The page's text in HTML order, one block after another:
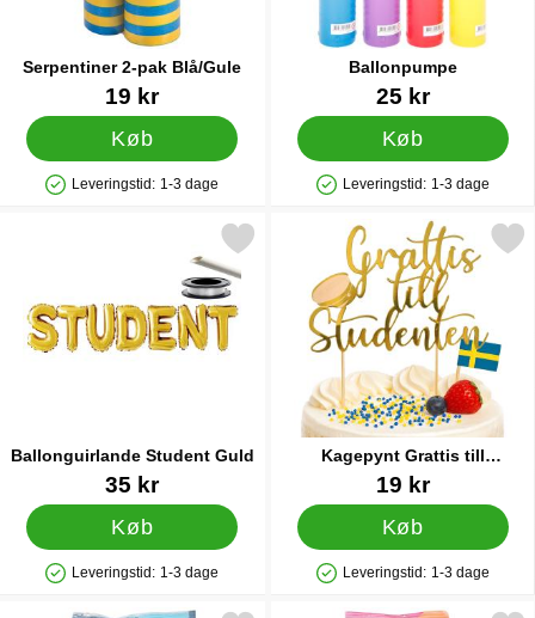
Serpentiner 2-pak Blå/Gule
Varenr 1094119 kr
Køb
Produkttilgængelighed: På lager
Leveringstid: 1-3 dage
Ballonpumpe
25 kr
Køb
Produkttilgængelighed: På lager
Leveringstid: 1-3 dage
Ballonguirlande Student Guld
Varenr 8716535 kr
Køb
Produkttilgængelighed: På lager
Leveringstid: 1-3 dage
Markér ballonguirlande Student Guld som favorit
Kagepynt Grattis till
Studenten
Varenr 2785119 kr
Køb
Produkttilgængelighed: På lager
Leveringstid: 1-3 dage
Markér kagepynt Grattis till